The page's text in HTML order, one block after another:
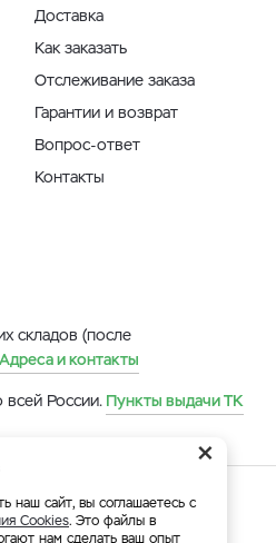
Доставка
Как заказать
Отслеживание заказа
Гарантии и возврат
Вопрос-ответ
Контакты
складов (после
Адреса и контакты
всей России. Пункты выдачи ТК
×
наш сайт, вы соглашаетесь с
Cookies. Это файлы в
нам сделать ваш опыт